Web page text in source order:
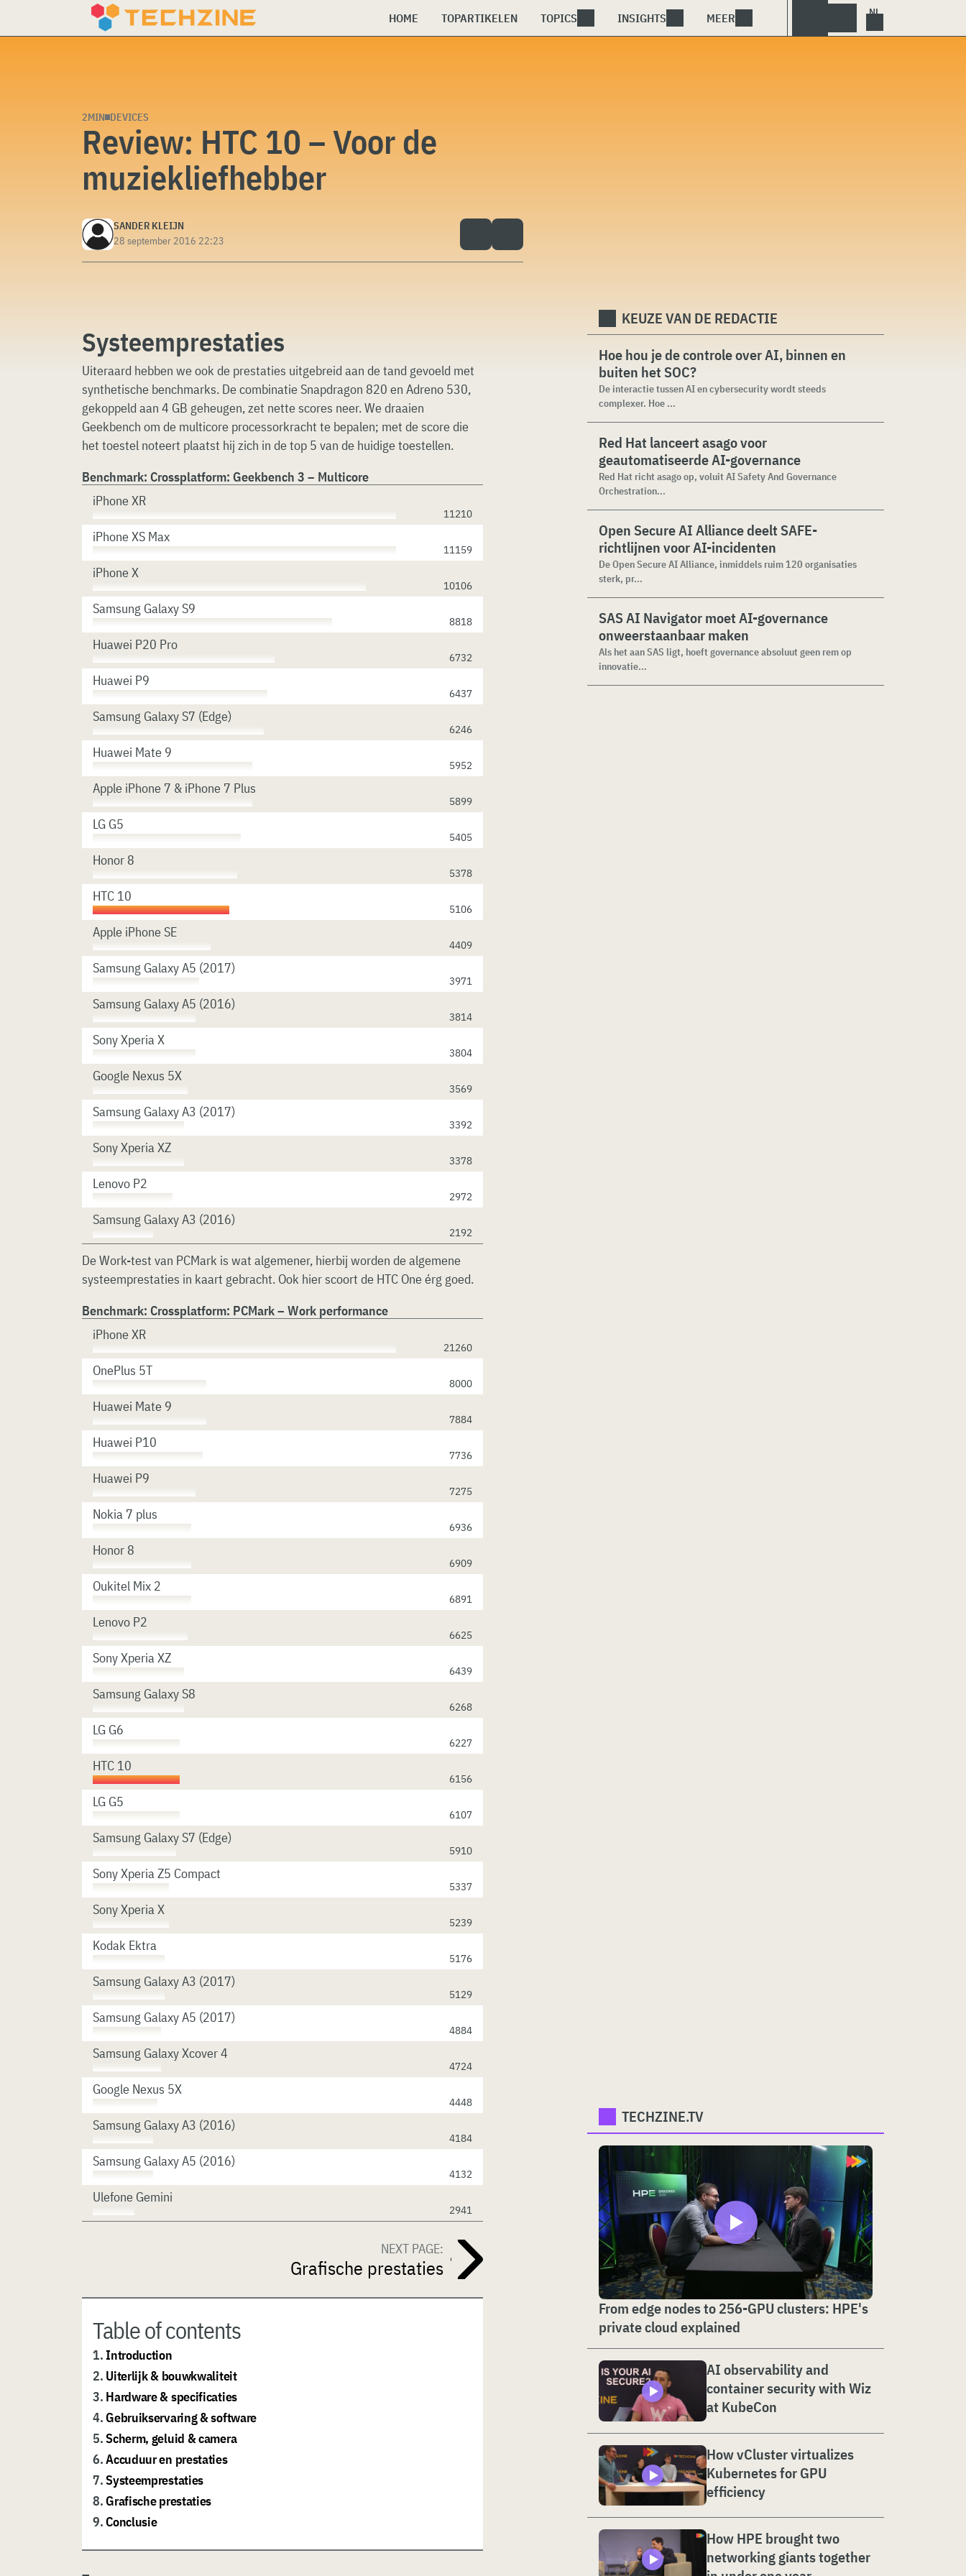
HOME TOPARTIKELEN TOPICS INSIGHTS MEER
2MIN DEVICES
Review: HTC 10 – Voor de
muziekliefhebber
SANDER KLEIJN
28 september 2016 22:23
Systeemprestaties
Uiteraard hebben we ook de prestaties uitgebreid aan de tand gevoeld met
synthetische benchmarks. De combinatie Snapdragon 820 en Adreno 530,
gekoppeld aan 4 GB geheugen, zet nette scores neer. We draaien
Geekbench om de multicore processorkracht te bepalen; met de score die
het toestel noteert plaatst hij zich in de top 5 van de huidige toestellen.
Benchmark: Crossplatform: Geekbench 3 – Multicore
11210
iPhone XR
11159
iPhone XS Max
10106
iPhone X
8818
Samsung Galaxy S9
6732
Huawei P20 Pro
6437
Huawei P9
6246
Samsung Galaxy S7 (Edge)
5952
Huawei Mate 9
5899
Apple iPhone 7 & iPhone 7 Plus
5405
LG G5
5378
Honor 8
5106
HTC 10
4409
Apple iPhone SE
3971
Samsung Galaxy A5 (2017)
3814
Samsung Galaxy A5 (2016)
3804
Sony Xperia X
3569
Google Nexus 5X
3392
Samsung Galaxy A3 (2017)
3378
Sony Xperia XZ
2972
Lenovo P2
2192
Samsung Galaxy A3 (2016)
De Work-test van PCMark is wat algemener, hierbij worden de algemene
systeemprestaties in kaart gebracht. Ook hier scoort de HTC One érg goed.
Benchmark: Crossplatform: PCMark – Work performance
21260
iPhone XR
8000
OnePlus 5T
7884
Huawei Mate 9
7736
Huawei P10
7275
Huawei P9
6936
Nokia 7 plus
6909
Honor 8
6891
Oukitel Mix 2
6625
Lenovo P2
6439
Sony Xperia XZ
6268
Samsung Galaxy S8
6227
LG G6
6156
HTC 10
6107
LG G5
5910
Samsung Galaxy S7 (Edge)
5337
Sony Xperia Z5 Compact
5239
Sony Xperia X
5176
Kodak Ektra
5129
Samsung Galaxy A3 (2017)
4884
Samsung Galaxy A5 (2017)
4724
Samsung Galaxy Xcover 4
4448
Google Nexus 5X
4184
Samsung Galaxy A3 (2016)
4132
Samsung Galaxy A5 (2016)
2941
Ulefone Gemini
NEXT PAGE:
Grafische prestaties
Table of contents
1.Introduction
2. Uiterlijk & bouwkwaliteit
3. Hardware & specificaties
4.Gebruikservaring & software
5.Scherm, geluid & camera
6.Accuduur en prestaties
7.Systeemprestaties
8.Grafische prestaties
9.Conclusie
KEUZE VAN DE REDACTIE
Hoe hou je de controle over AI, binnen en
buiten het SOC?
De interactie tussen AI en cybersecurity wordt steeds
complexer. Hoe ...
Red Hat lanceert asago voor
geautomatiseerde AI-governance
Red Hat richt asago op, voluit AI Safety And Governance
Orchestration...
Open Secure AI Alliance deelt SAFE-
richtlijnen voor AI-incidenten
De Open Secure AI Alliance, inmiddels ruim 120 organisaties
sterk, pr...
SAS AI Navigator moet AI-governance
onweerstaanbaar maken
Als het aan SAS ligt, hoeft governance absoluut geen rem op
innovatie...
TECHZINE.TV
From edge nodes to 256-GPU clusters: HPE's
private cloud explained
AI observability and
container security with Wiz
at KubeCon
How vCluster virtualizes
Kubernetes for GPU
efficiency
How HPE brought two
networking giants together